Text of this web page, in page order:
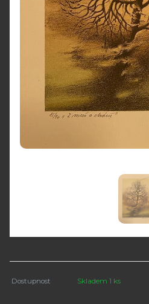
Dostupnost Skladem 1 ks